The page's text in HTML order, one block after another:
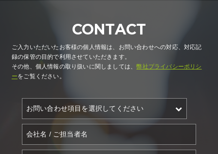
CONTACT
ご入力いただいたお客様の個人情報は、お問い合わせへの対応、対応記
録の保管の目的で利用させていただきます。
その他、個人情報の取り扱いに関しましては、弊社プライバシーポリシ
ーをご覧ください。